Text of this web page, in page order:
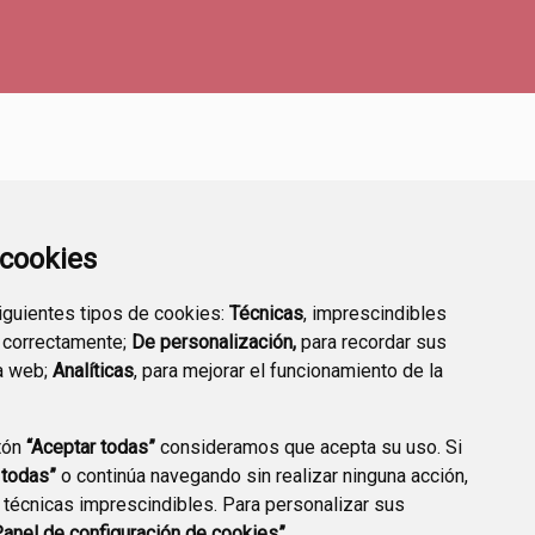
tipos de cookies: Técnicas, imprescindibles
De personalización, para recordar sus
web; Analíticas, para mejorar el funcionamiento de la
“Aceptar todas” consideramos que acepta su uso. Si
o continúa navegando sin realizar ninguna acción,
imprescindibles. Para personalizar sus
TRANSPARENCIA
ENLACES A TRÁMITES
HABITUALES
DE DATOS POLÍTICA DE COOKIES